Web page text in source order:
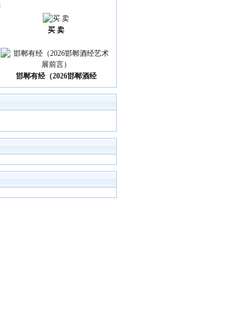
买 卖
邯郸有经（2026邯郸酒经